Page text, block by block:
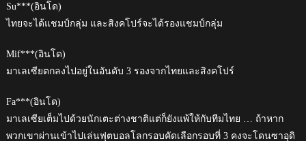
Su***(อินโด)
ไทยจะได้แชมป์กลุ่ม และสิงคโปร์จะได้รองแชมป์กลุ่ม
Mif***(อินโด)
มาเลเซียตกลงไปอยู่ในอันดับ 3 รองจากไทยและสิงคโปร์
Fa***(อินโด)
มาเลเซียเต็มไปด้วยนักเตะต่างชาติแต่ก็ยังแพ้ให้กับทีมไทย … ถ้าหาก
พวกเขาผ่านเข้าไปเล่นฟุตบอลโลกรอบคัดเลือกรอบที่ 3 คงจะโดนซาอุดิ